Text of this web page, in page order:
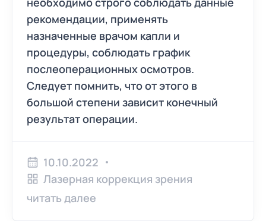
рекомендации, применять
назначенные врачом капли и
процедуры, соблюдать график
послеоперационных осмотров.
Следует помнить, что от этого в
большой степени зависит конечный
результат операции.
10.10.2022
Лазерная коррекция зрения
читать далее